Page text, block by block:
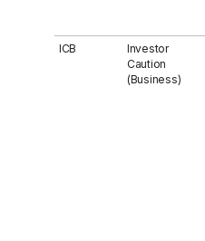
ICB
Investor
Caution
(Business)